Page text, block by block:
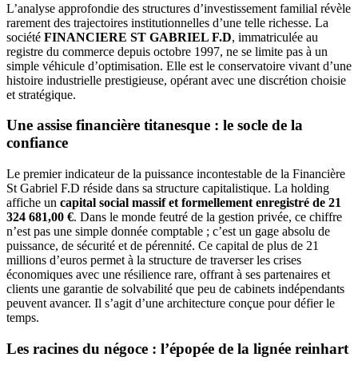
L’analyse approfondie des structures d’investissement familial révèle
rarement des trajectoires institutionnelles d’une telle richesse. La
société FINANCIERE ST GABRIEL F.D, immatriculée au
registre du commerce depuis octobre 1997, ne se limite pas à un
simple véhicule d’optimisation. Elle est le conservatoire vivant d’une
histoire industrielle prestigieuse, opérant avec une discrétion choisie
et stratégique.
Une assise financière titanesque : le socle de la
confiance
Le premier indicateur de la puissance incontestable de la Financière
St Gabriel F.D réside dans sa structure capitalistique. La holding
affiche un capital social massif et formellement enregistré de 21
324 681,00 €. Dans le monde feutré de la gestion privée, ce chiffre
n’est pas une simple donnée comptable ; c’est un gage absolu de
puissance, de sécurité et de pérennité. Ce capital de plus de 21
millions d’euros permet à la structure de traverser les crises
économiques avec une résilience rare, offrant à ses partenaires et
clients une garantie de solvabilité que peu de cabinets indépendants
peuvent avancer. Il s’agit d’une architecture conçue pour défier le
temps.
Les racines du négoce : l’épopée de la lignée reinhart